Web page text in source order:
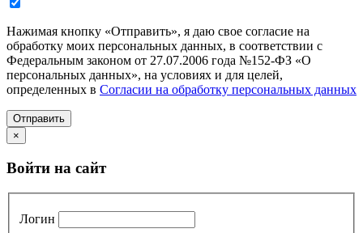
Нажимая кнопку «Отправить», я даю свое согласие на
обработку моих персональных данных, в соответствии с
Федеральным законом от 27.07.2006 года №152-ФЗ «О
персональных данных», на условиях и для целей,
определенных в Согласии на обработку персональных данных
Отправить
×
Войти на сайт
Логин